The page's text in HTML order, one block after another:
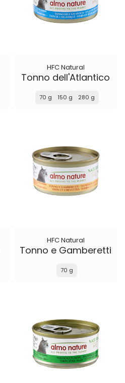
HFC Natural
Tonno dell'Atlantico
70 g 150 g 280 g
HFC Natural
Tonno e Gamberetti
70 g